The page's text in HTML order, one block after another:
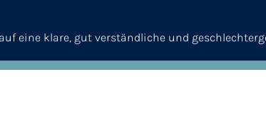
auf eine klare, gut verständliche und